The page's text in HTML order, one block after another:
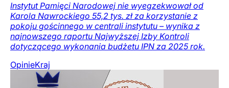
Instytut Pamięci Narodowej nie wyegzekwował od
Karola Nawrockiego 55,2 tys. zł za korzystanie z
pokoju gościnnego w centrali instytutu – wynika z
najnowszego raportu Najwyższej Izby Kontroli
dotyczącego wykonania budżetu IPN za 2025 rok.
OpinieKraj